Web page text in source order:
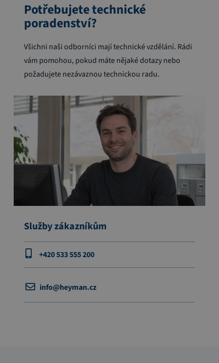
Potřebujete technické
poradenství?
Všichni naši odborníci mají technické vzdělání. Rádi
vám pomohou, pokud máte nějaké dotazy nebo
požadujete nezávaznou technickou radu.
Služby zákazníkům
+420 533 555 200
info@heyman.cz